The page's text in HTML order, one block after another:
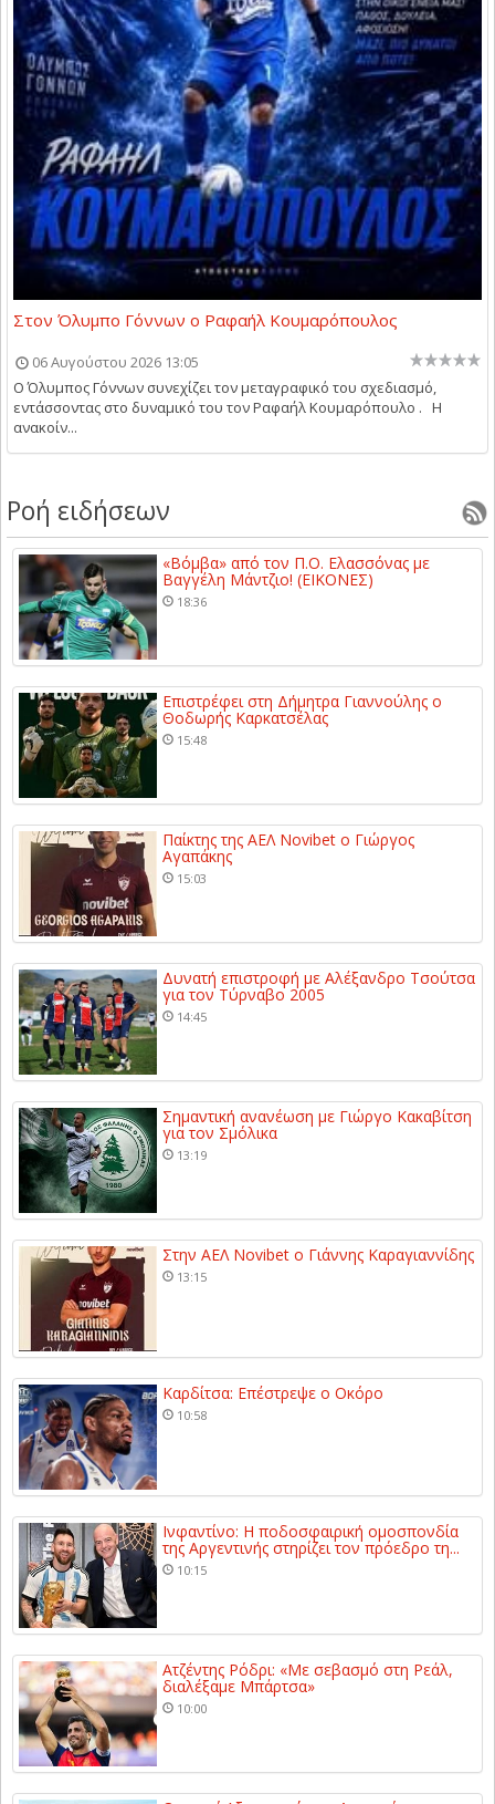
Στον Όλυμπο Γόννων ο Ραφαήλ Κουμαρόπουλος
06 Αυγούστου 2026 13:05
Ο Όλυμπος Γόννων συνεχίζει τον μεταγραφικό του σχεδιασμό,
εντάσσοντας στο δυναμικό του τον Ραφαήλ Κουμαρόπουλο . Η
ανακοίν...
Ροή ειδήσεων
«Βόμβα» από τον Π.Ο. Ελασσόνας με
Βαγγέλη Μάντζιο! (ΕΙΚΟΝΕΣ)
18:36
Επιστρέφει στη Δήμητρα Γιαννούλης ο
Θοδωρής Καρκατσέλας
15:48
Παίκτης της ΑΕΛ Novibet ο Γιώργος
Αγαπάκης
15:03
Δυνατή επιστροφή με Αλέξανδρο Τσούτσα
για τον Τύρναβο 2005
14:45
Σημαντική ανανέωση με Γιώργο Κακαβίτση
για τον Σμόλικα
13:19
Στην ΑΕΛ Novibet ο Γιάννης Καραγιαννίδης
13:15
Καρδίτσα: Επέστρεψε ο Οκόρο
10:58
Ινφαντίνο: Η ποδοσφαιρική ομοσπονδία
της Αργεντινής στηρίζει τον πρόεδρο τη...
10:15
Ατζέντης Ρόδρι: «Με σεβασμό στη Ρεάλ,
διαλέξαμε Μπάρτσα»
10:00